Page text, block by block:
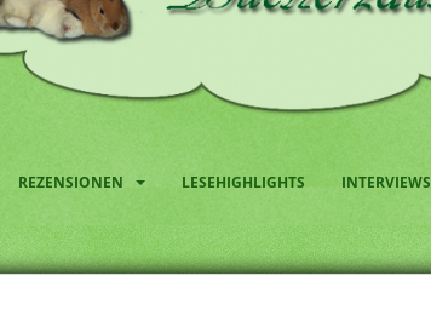
REZENSIONEN LESEHIGHLIGHTS INTERVIEWS